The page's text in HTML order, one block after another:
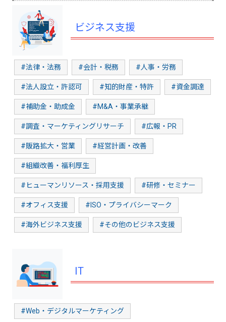
ビジネス支援
#法律・法務 #会計・税務 #人事・労務
#法人設立・許認可 #知的財産・特許 #資金調達
#補助金・助成金 #M&A・事業承継
#調査・マーケティングリサーチ #広報・PR
#販路拡大・営業 #経営計画・改善
#組織改善・福利厚生
#ヒューマンリソース・採用支援 #研修・セミナー
#オフィス支援 #ISO・プライバシーマーク
#海外ビジネス支援 #その他のビジネス支援
IT
#Web・デジタルマーケティング